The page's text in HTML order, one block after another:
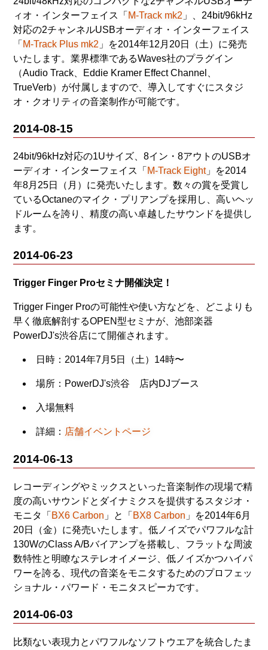
ィオ・インターフェイス「 M-Track mk2 」、24bit/96kHz
対応の2チャンネルUSBオーディオ・インターフェイス
「 M-Track Plus mk2 」を2014年12月20日（土）に発売
いたします。業界標準であるWaves社のプラグイン
（Audio Track、Eddie Kramer Effect Channel、
TrueVerb）が付属しますので、導入してすぐにスタジ
オ・クオリティの音楽制作が可能です。
2014-08-15
24bit/96kHz対応の1Uサイズ、8イン・8アウトのUSBオ
ーディオ・インターフェイス「 M-Track Eight」を2014
年8月25日（月）に発売いたします。数々の賞を受賞し
ているOctaneのマイク・プリアンプを採用し、高いヘッ
ドルームを誇り、精度の高い卓越したサウンドを提供し
ます。
2014-06-23
Trigger Finger Proセミナ開催決定！
Trigger Finger Proの可能性や使い方などを、どこよりも
早く徹底解剖するOPEN型セミナが、池部楽器
PowerDJ's渋谷店にて開催されます。
日時：2014年7月5日（土）14時〜
場所：PowerDJ's渋谷 店内DJブース
入場無料
詳細： 店舗イベントページ
2014-06-13
レコーディングやミックスといった音楽制作の現場で精
度の高いサウンドとダイナミクスを提供するスタジオ・
モニタ「 BX6 Carbon 」と「 BX8 Carbon 」を2014年6月
20日（金）に発売いたします。低ノイズでパワフルな計
130WのClass A/Bバイアンプを搭載し、フラットな周波
数特性と明瞭なステレオイメージ、低ノイズかつハイパ
ワーを誇る、現代の音楽をモニタするためのプロフェッ
ショナル・パワード・モニタスピーカです。
2014-06-03
比類ない表現力とパワフルなソフトウエアを統合したま